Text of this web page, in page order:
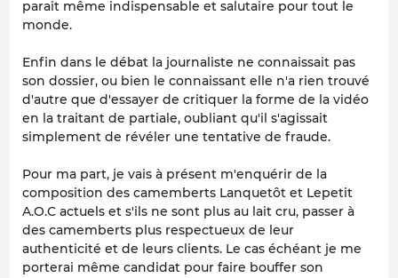
parait même indispensable et salutaire pour tout le
monde.
Enfin dans le débat la journaliste ne connaissait pas
son dossier, ou bien le connaissant elle n'a rien trouvé
d'autre que d'essayer de critiquer la forme de la vidéo
en la traitant de partiale, oubliant qu'il s'agissait
simplement de révéler une tentative de fraude.
Pour ma part, je vais à présent m'enquérir de la
composition des camemberts Lanquetôt et Lepetit
A.O.C actuels et s'ils ne sont plus au lait cru, passer à
des camemberts plus respectueux de leur
authenticité et de leurs clients. Le cas échéant je me
porterai même candidat pour faire bouffer son